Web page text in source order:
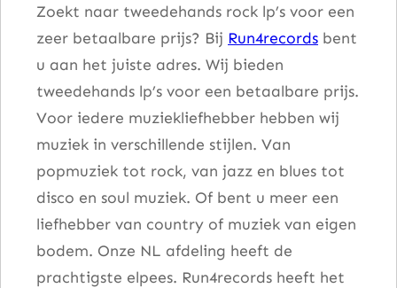
Zoekt naar tweedehands rock lp’s voor een
zeer betaalbare prijs? Bij Run4records bent
u aan het juiste adres. Wij bieden
tweedehands lp’s voor een betaalbare prijs.
Voor iedere muziekliefhebber hebben wij
muziek in verschillende stijlen. Van
popmuziek tot rock, van jazz en blues tot
disco en soul muziek. Of bent u meer een
liefhebber van country of muziek van eigen
bodem. Onze NL afdeling heeft de
prachtigste elpees. Run4records heeft het